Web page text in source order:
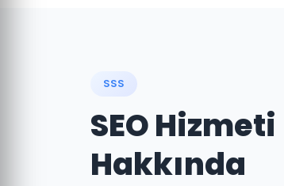
SSS
SEO Hizmeti
Hakkında